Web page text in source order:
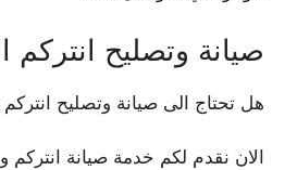
صيانة وتصليح انتركم
هل تحتاج الى صيانة وتصليح انتركم
الان نقدم لكم خدمة صيانة انتركم